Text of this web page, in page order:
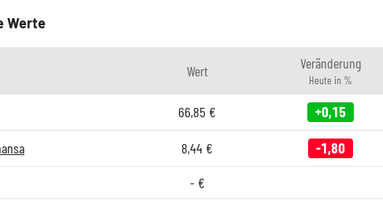
Werte
Wert Veränderung
Heute in %
66,85 € +0,15
8,44 €
-1,80
- €